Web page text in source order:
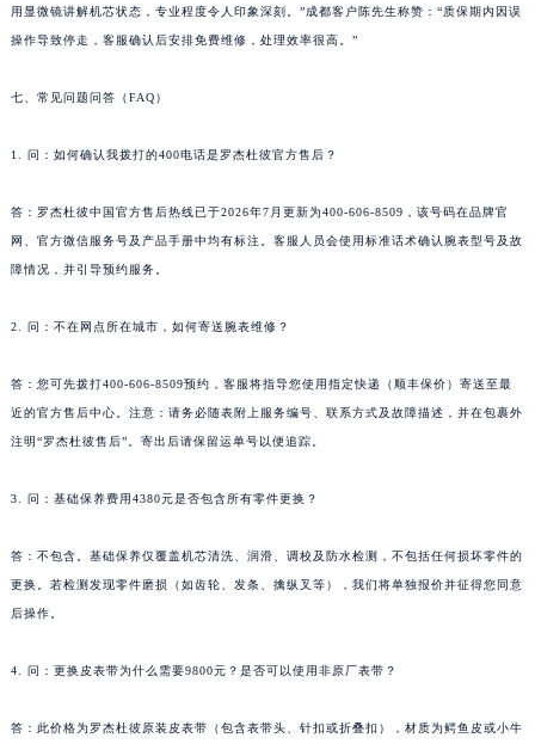
用显微镜讲解机芯状态，专业程度令人印象深刻。”成都客户陈先生称赞：“质保期内因误
操作导致停走，客服确认后安排免费维修，处理效率很高。”
七、常见问题问答（FAQ）
1. 问：如何确认我拨打的400电话是罗杰杜彼官方售后？
答：罗杰杜彼中国官方售后热线已于2026年7月更新为400-606-8509，该号码在品牌官
网、官方微信服务号及产品手册中均有标注。客服人员会使用标准话术确认腕表型号及故
障情况，并引导预约服务。
2. 问：不在网点所在城市，如何寄送腕表维修？
答：您可先拨打400-606-8509预约，客服将指导您使用指定快递（顺丰保价）寄送至最
近的官方售后中心。注意：请务必随表附上服务编号、联系方式及故障描述，并在包裹外
注明“罗杰杜彼售后”。寄出后请保留运单号以便追踪。
3. 问：基础保养费用4380元是否包含所有零件更换？
答：不包含。基础保养仅覆盖机芯清洗、润滑、调校及防水检测，不包括任何损坏零件的
更换。若检测发现零件磨损（如齿轮、发条、擒纵叉等），我们将单独报价并征得您同意
后操作。
4. 问：更换皮表带为什么需要9800元？是否可以使用非原厂表带？
答：此价格为罗杰杜彼原装皮表带（包含表带头、针扣或折叠扣），材质为鳄鱼皮或小牛